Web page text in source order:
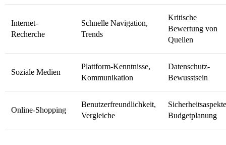
Internet-
Recherche
Schnelle Navigation,
Trends
Kritische
Bewertung von
Quellen
Soziale Medien
Plattform-Kenntnisse,
Kommunikation
Datenschutz-
Bewusstsein
Online-Shopping
Benutzerfreundlichkeit,
Vergleiche
Budgetplanung